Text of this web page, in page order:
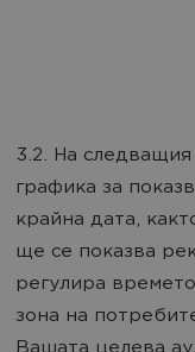
3.2. На
графика за
крайна дата,
ще се показва
регулира
зона на